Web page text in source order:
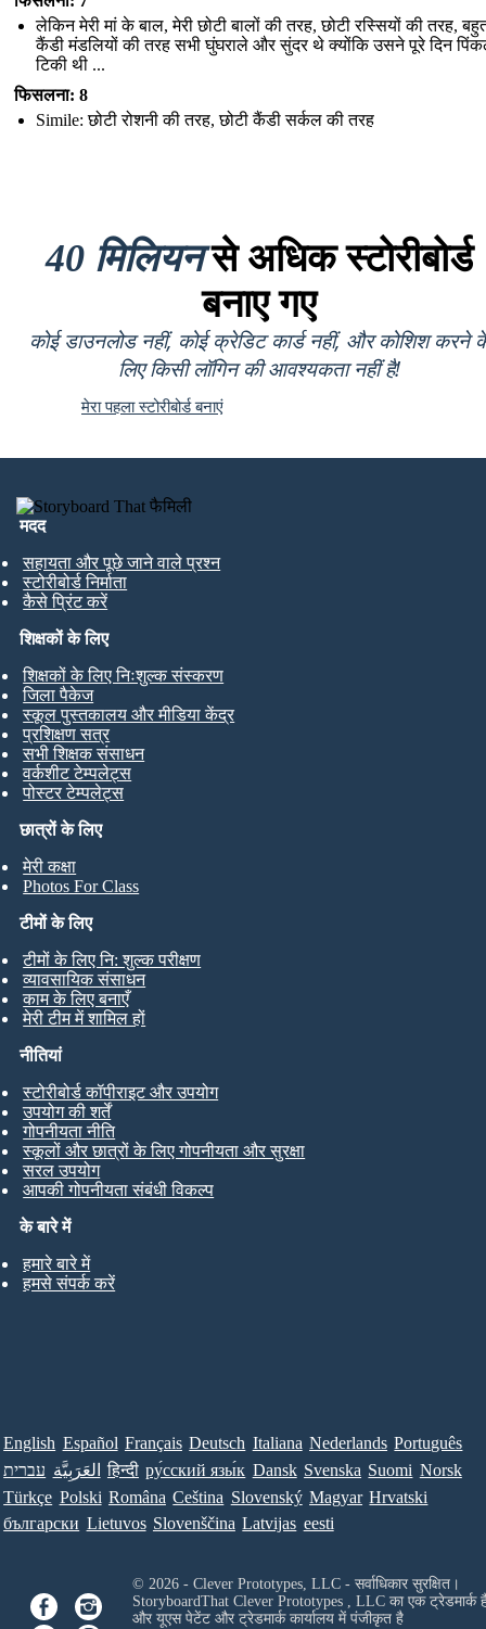
लेकिन मेरी मां के बाल, मेरी छोटी बालों की तरह, छोटी रस्सियों की तरह,
कैंडी मंडलियों की तरह सभी घुंघराले और सुंदर थे क्योंकि उसने पूरे दिन
टिकी थी ...
फिसलना: 8
Simile: छोटी रोशनी की तरह, छोटी कैंडी सर्कल की तरह
40 मिलियनसे अधिक स्टोरीबोर्ड
बनाए गए
कोई डाउनलोड नहीं, कोई क्रेडिट कार्ड नहीं, और कोशिश करने
लिए किसी लॉगिन की आवश्यकता नहीं है!
मेरा पहला स्टोरीबोर्ड बनाएं
मदद
सहायता और पूछे जाने वाले प्रश्न
स्टोरीबोर्ड निर्माता
कैसे प्रिंट करें
छात्रों के लिए
मेरी कक्षा
Photos For Class
शिक्षकों के लिए
शिक्षकों के लिए निःशुल्क संस्करण
जिला पैकेज
स्कूल पुस्तकालय और मीडिया केंद्र
प्रशिक्षण सत्र
सभी शिक्षक संसाधन
वर्कशीट टेम्पलेट्स
पोस्टर टेम्पलेट्स
टीमों के लिए
टीमों के लिए नि: शुल्क परीक्षण
व्यावसायिक संसाधन
काम के लिए बनाएँ
मेरी टीम में शामिल हों
के बारे में
हमारे बारे में
हमसे संपर्क करें
नीतियां
स्टोरीबोर्ड कॉपीराइट और उपयोग
उपयोग की शर्तें
गोपनीयता नीति
स्कूलों और छात्रों के लिए गोपनीयता और सुरक्षा
सरल उपयोग
आपकी गोपनीयता संबंधी विकल्प
English Español Français Deutsch Italiana Nederlands Português
עברית العَرَبِيَّة हिन्दी ру́сский язы́к Dansk Svenska Suomi Norsk
Türkçe Polski Româna Ceština Slovenský Magyar Hrvatski
български Lietuvos Slovenščina Latvijas eesti
© 2026 - Clever Prototypes, LLC - सर्वाधिकार सुरक्षित।
StoryboardThat Clever Prototypes , LLCका एक ट्रेडमार्क
और यूएस पेटेंट और ट्रेडमार्क कार्यालय में पंजीकृत है